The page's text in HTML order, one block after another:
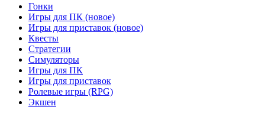
Гонки
Игры для ПК (новое)
Игры для приставок (новое)
Квесты
Стратегии
Симуляторы
Игры для ПК
Игры для приставок
Ролевые игры (RPG)
Экшен